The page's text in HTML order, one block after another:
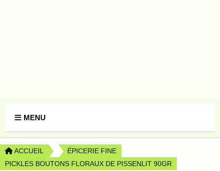
MENU
ACCUEIL
ÉPICERIE FINE
PICKLES BOUTONS FLORAUX DE PISSENLIT 90GR